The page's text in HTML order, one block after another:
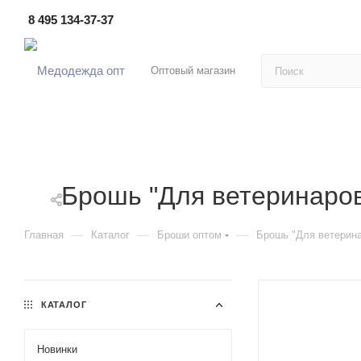
8 495 134-37-37
Оптовый магазин
Брошь "Для
Главная — Каталог — Броши оптом — Брошь "Для
КАТАЛОГ
Новинки